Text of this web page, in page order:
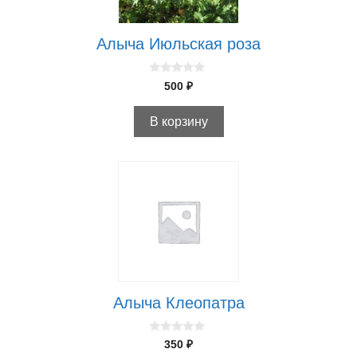
Алыча Июльская роза
500 ₽
В корзину
Алыча Клеопатра
350 ₽